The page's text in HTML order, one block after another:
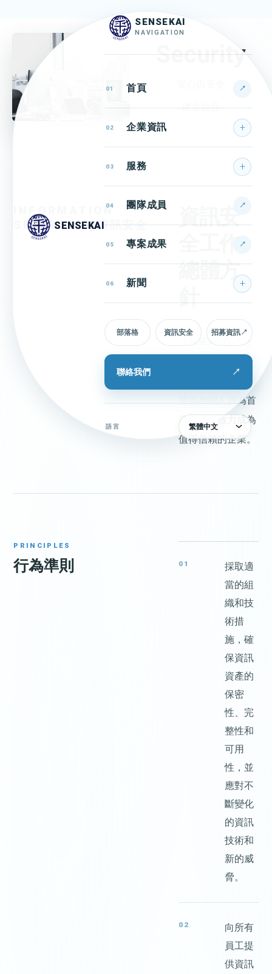
SENSEKAI
SENSEKAI
NAVIGATION
01 首頁 ↗
02 企業資訊
03 服務
04 團隊成員 ↗
05 專案成果 ↗
06 新聞
部落格 資訊安全 招募資訊↗
聯絡我們 ↗
語言 繁體中文
Security
建立信任
INFORMATION
SECURITY| 資訊安全
總體方
針
SENSEKAI株式會
社以滿足客戶及所
有參與企業系統開
發的相關人員為首
要目標，致力成為
值得信賴的企業。
PRINCIPLES
行為準則 01
採取適
當的組
織和技
術措
施，確
保資訊
資產的
保密
性、完
整性和
可用
性，並
應對不
斷變化
的資訊
技術和
新的威
脅。
02
向所有
員工提
供資訊